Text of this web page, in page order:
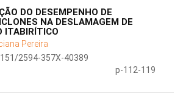
DO DESEMPENHO DE
NA DESLAMAGEM DE
ITABIRÍTICO
Pereira
2594-357X-40389
p-112-119